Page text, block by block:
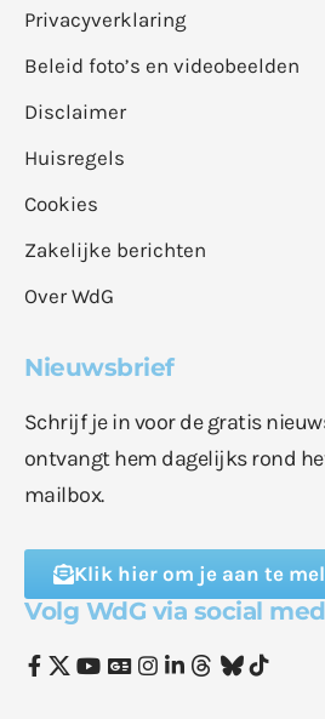
Privacyverklaring
Beleid foto’s en videobeelden
Disclaimer
Huisregels
Cookies
Zakelijke berichten
Over WdG
Nieuwsbrief
Schrijf je in voor de gratis
ontvangt hem dagelijks rond
mailbox.
Klik hier om je aan te
Volg WdG via social